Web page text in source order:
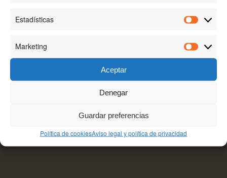
Estadísticas
Marketing
Marketing
Aceptar
Denegar
Guardar preferencias
Política de cookiesAviso legal y política de privacidad
Aviso legal y política de privacidad
Política de cookies (UE)